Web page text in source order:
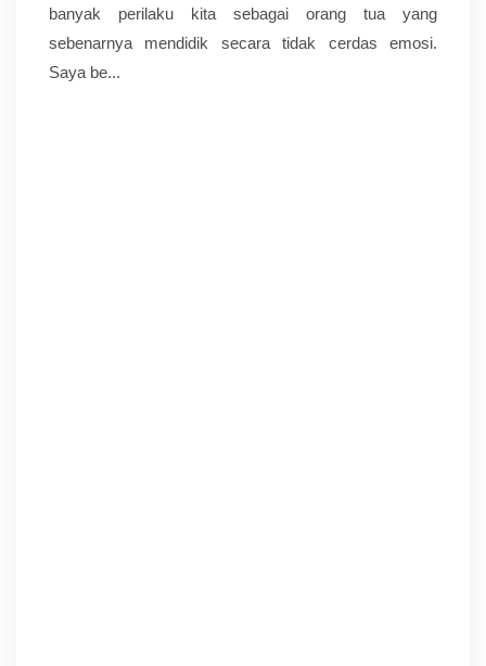
banyak perilaku kita sebagai orang tua yang
sebenarnya mendidik secara tidak cerdas emosi.
Saya be...